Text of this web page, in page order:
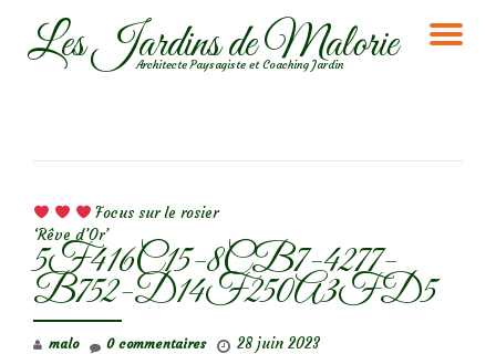
AllerLes Jardins de Malorie
Architecte Paysagiste et Coaching Jardin
Focus sur le rosier
‘Rêve d’Or’
5F416C15-8CB7-4277-
B752-D14F250A3FD5
malo 28 juin 2023
0 commentaires